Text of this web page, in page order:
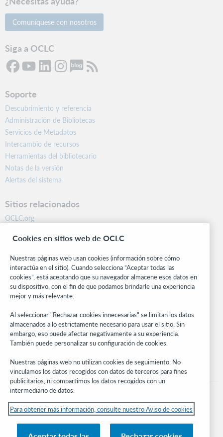
Comuníquese con nosotros
Siga a OCLC
Soporte
Descubrimiento y referencia
Administración de Bibliotecas
Servicios de Metadatos
Intercambio de recursos
Herramientas del bibliotecario
Notas de la versión
Alertas del sistema
Sitios relacionados
OCLC.org
Centro comunitario
Investigación
WebJunction
Red de desarrolladores
Manténgase al día
Obtenga las últimas novedades de los productos, estudios de
investigación, eventos y mucho más – directo a su bandeja de
entrada.
Suscríbase ahora
© 2026 OCLC
Cookies en sitios web de OCLC
Nuestras páginas web usan cookies (información sobre cómo
interactúa en el sitio). Cuando selecciona “Aceptar todas las
cookies”, está aceptando que su navegador almacene esos datos en
su dispositivo, con el fin de que podamos brindarle una experiencia
mejor y más relevante.
Al seleccionar "Rechazar cookies innecesarias" se limitan los datos
almacenados a lo estrictamente necesario para usar el sitio. Sin
embargo, eso puede afectar negativamente a su experiencia.
También puede personalizar su configuración de cookies.
Nuestras páginas web no utilizan cookies de seguimiento. No
vinculamos los datos recogidos con datos de terceros para fines
publicitarios, ni compartimos los datos recogidos con un
intermediario de datos.
Para obtener más información, consulte nuestro Aviso de cookies